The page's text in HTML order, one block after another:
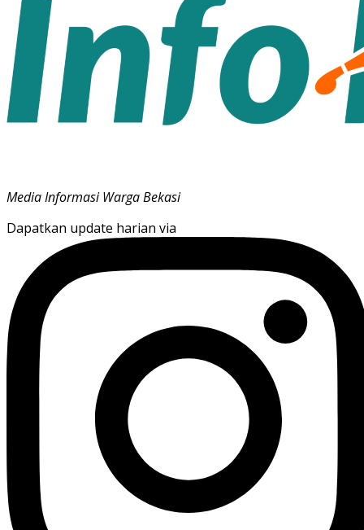
Media Informasi Warga Bekasi
Dapatkan update harian via